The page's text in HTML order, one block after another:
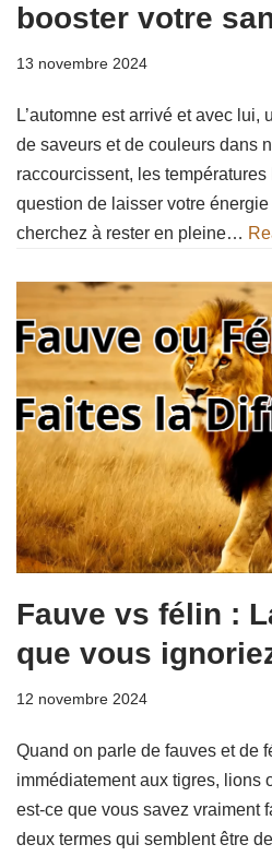
booster votre
13 novembre 2024
L’automne est arrivé et avec
de saveurs et de couleurs dans
raccourcissent, les
question de laisser votre
cherchez à rester en pleine…
Fauve vs félin :
que vous
12 novembre 2024
Quand on parle de fauves et de
immédiatement aux tigres, lions
est-ce que vous savez vraiment
deux termes qui semblent être